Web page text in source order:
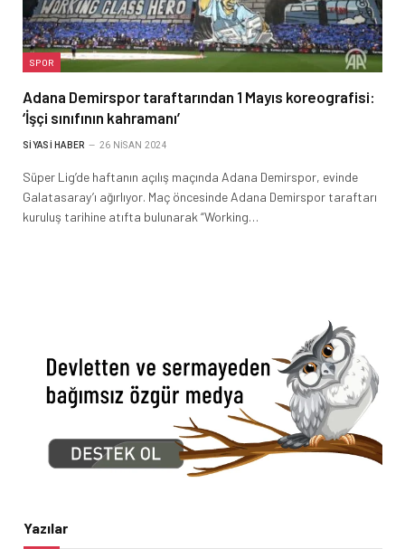
SPOR
Adana Demirspor taraftarından 1 Mayıs koreografisi:
‘İşçi sınıfının kahramanı’
SIYASI HABER 26 NISAN 2024
Süper Lig’de haftanın açılış maçında Adana Demirspor, evinde
Galatasaray’ı ağırlıyor. Maç öncesinde Adana Demirspor taraftarı
kuruluş tarihine atıfta bulunarak “Working…
Yazılar